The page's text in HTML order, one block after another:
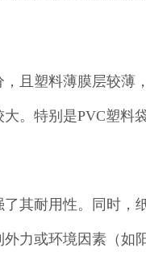
且塑料薄膜层较薄
。特别是PVC塑料
其耐用性。同时，
力或环境因素（如